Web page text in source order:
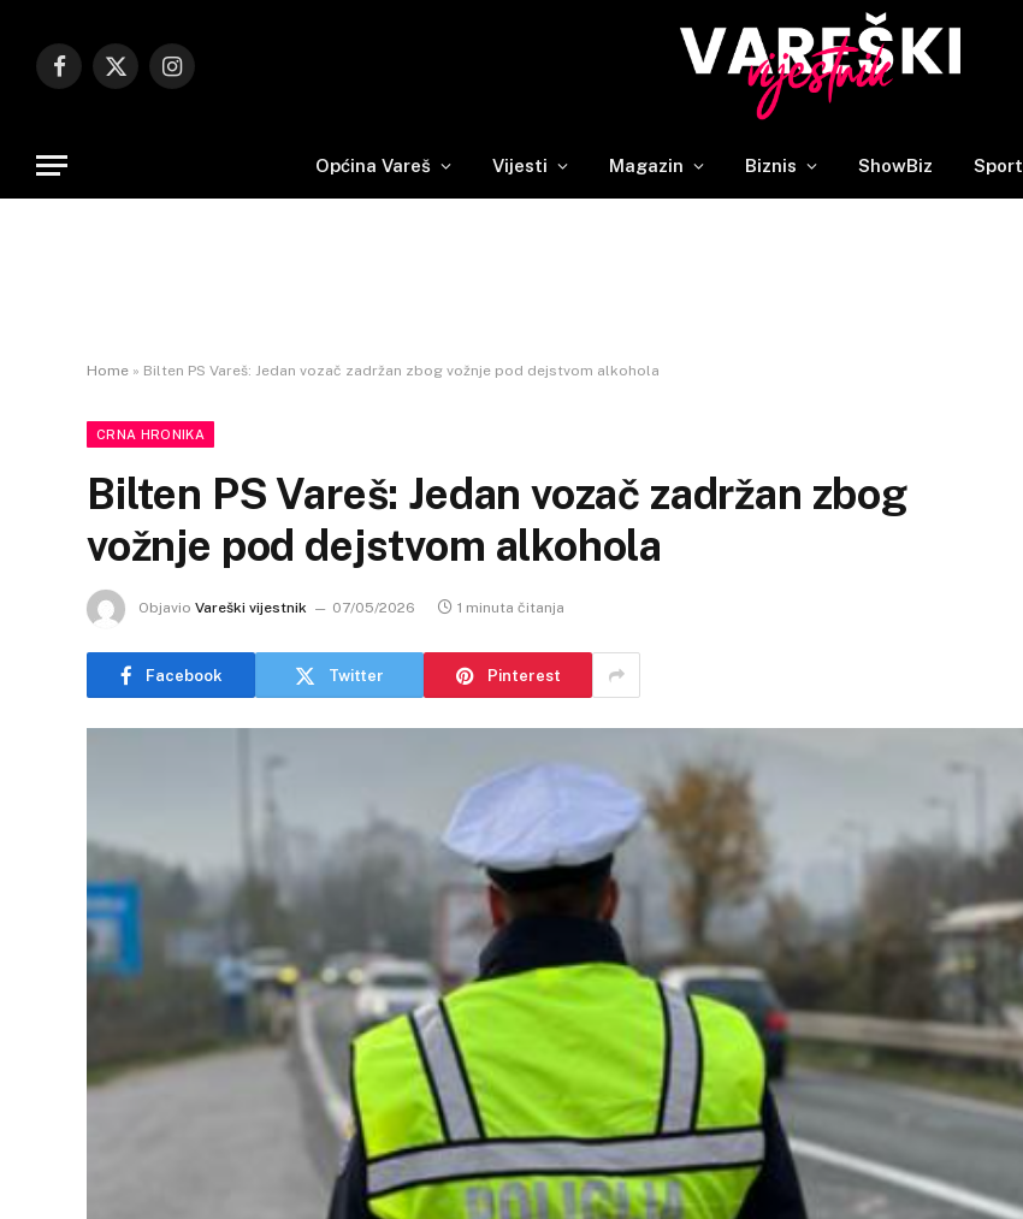
Facebook
X
Instagram
Općina Vareš Vijesti Magazin Biznis ShowBiz Sport
Home » Bilten PS Vareš: Jedan vozač zadržan zbog vožnje pod dejstvom alkohola
CRNA HRONIKA
Bilten PS Vareš: Jedan vozač zadržan zbog
vožnje pod dejstvom alkohola
Objavio Vareški vijestnik 07/05/2026 1 minuta čitanja
Facebook Twitter Pinterest